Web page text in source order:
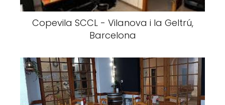
Copevila SCCL - Vilanova i la Geltrú,
Barcelona